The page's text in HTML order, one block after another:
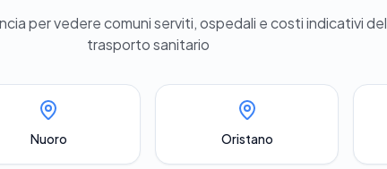
per vedere comuni serviti, ospedali e costi indicativi del
trasporto sanitario
Nuoro Oristano